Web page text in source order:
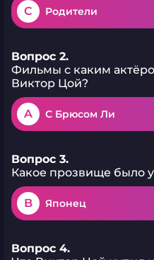
C Родители
Вопрос 2.
Фильмы с каким
Виктор Цой?
A С Брюсом Ли
Вопрос 3.
Какое прозвище было
B Японец
Вопрос 4.